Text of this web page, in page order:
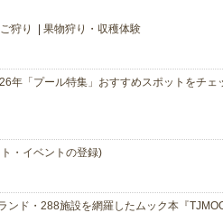
狩り 果物狩り・収穫体験
年「プール特集」おすすめスポットをチェ
・イベントの登録)
ンド・288施設を網羅したムック本『